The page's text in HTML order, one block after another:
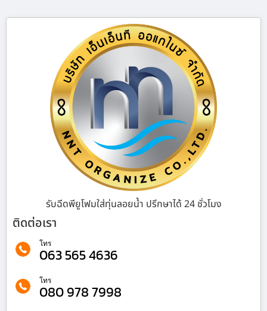
รับฉีดพียูโฟมใส่ทุ่นลอยน้ำ ปรึกษาได้ 24 ชั่วโมง
ติดต่อเรา
โทร
063 565 4636
โทร
080 978 7998